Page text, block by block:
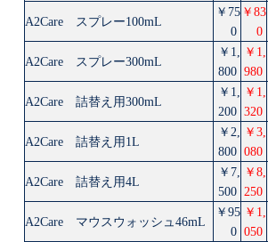
A2Care スプレー100mL
￥75
0
￥83
0
A2Care スプレー300mL
￥1,
800
￥1,
980
A2Care 詰替え用300mL
￥1,
200
￥1,
320
A2Care 詰替え用1L
￥2,
800
￥3,
080
A2Care 詰替え用4L
￥7,
500
￥8,
250
A2Care マウスウォッシュ46mL
￥95
0
￥1,
050